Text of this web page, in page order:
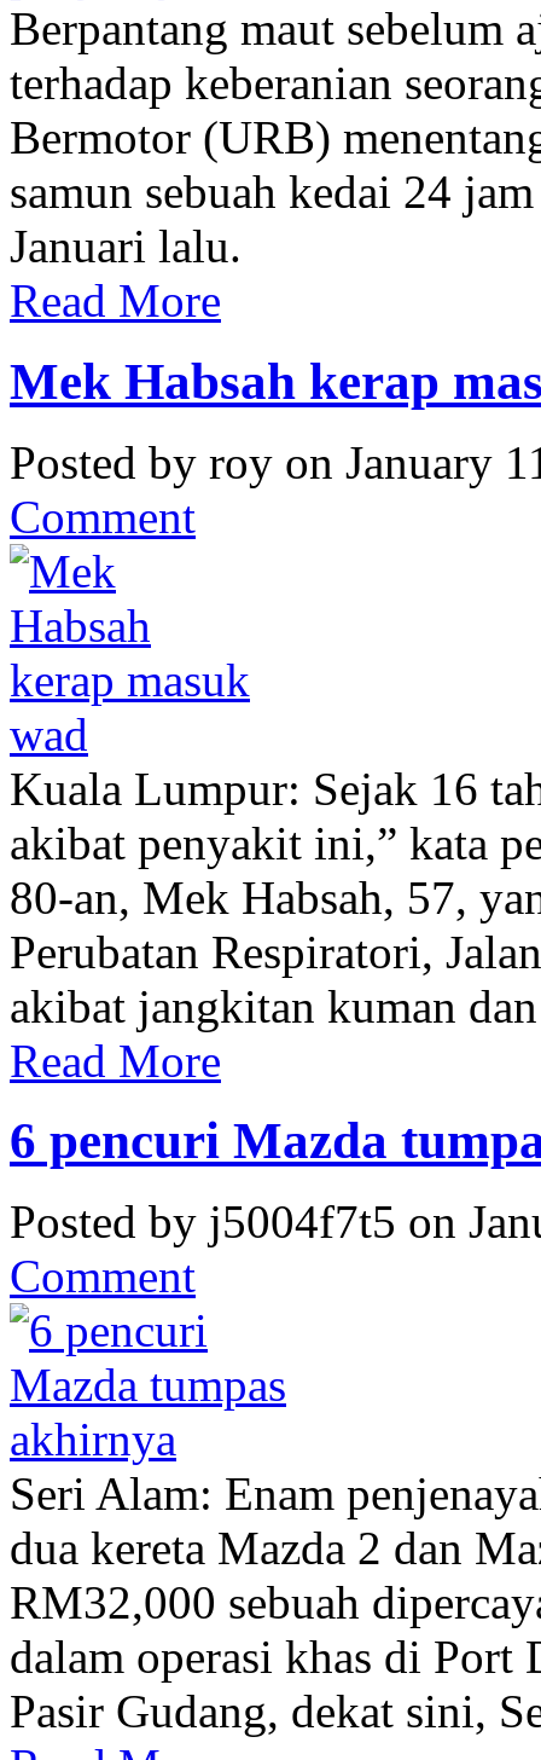
Berpantang maut sebelum
terhadap keberanian
Bermotor (URB)
samun sebuah kedai 24
Januari lalu.
Read More
Mek Habsah kerap
Posted by roy on January
Comment
Kuala Lumpur: Sejak 16
akibat penyakit ini,” kata
80-an, Mek Habsah, 57,
Perubatan Respiratori,
akibat jangkitan kuman
Read More
6 pencuri Mazda
Posted by j5004f7t5 on
Comment
Seri Alam: Enam
dua kereta Mazda 2 dan
RM32,000 sebuah
dalam operasi khas di Port
Pasir Gudang, dekat sini,